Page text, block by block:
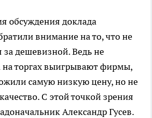
обсуждения доклада
внимание на то, что не
за дешевизной. Ведь не
на торгах выигрывают фирмы,
самую низкую цену, но не
С этой точкой зрения
Александр Гусев.